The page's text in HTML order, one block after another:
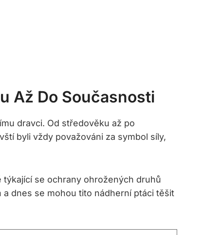
Až Do Současnosti
dravci. Od středověku až po
byli vždy považováni za symbol síly,
se ochrany ohrožených druhů
dnes se mohou tito nádherní ptáci těšit